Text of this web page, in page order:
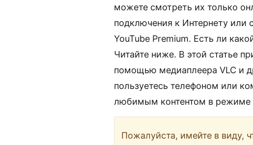
можете смотреть их только
подключения к Интернету или
YouTube Premium. Есть ли
Читайте ниже. В этой статье
помощью медиаплеера VLC и
пользуетесь телефоном или
любимым контентом в режиме
Пожалуйста, имейте в виду,